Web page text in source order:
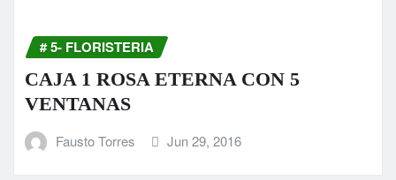
# 5- FLORISTERIA
CAJA 1 ROSA ETERNA CON 5
VENTANAS
Fausto Torres Jun 29, 2016